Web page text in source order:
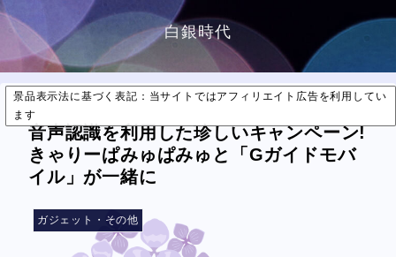
白銀時代
景品表示法に基づく表記：当サイトではアフィリエイト広告を利用してい
ます
音声認識を利用した珍しいキャンペーン!
きゃりーぱみゅぱみゅと「Gガイドモバ
イル」が一緒に
ガジェット・その他